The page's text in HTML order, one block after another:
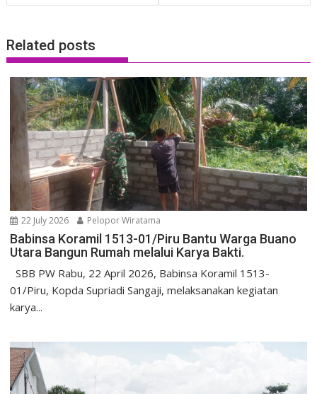
Related posts
22 July 2026 Pelopor Wiratama
Babinsa Koramil 1513-01/Piru Bantu Warga Buano
Utara Bangun Rumah melalui Karya Bakti.
SBB PW Rabu, 22 April 2026, Babinsa Koramil 1513-
01/Piru, Kopda Supriadi Sangaji, melaksanakan kegiatan
karya...